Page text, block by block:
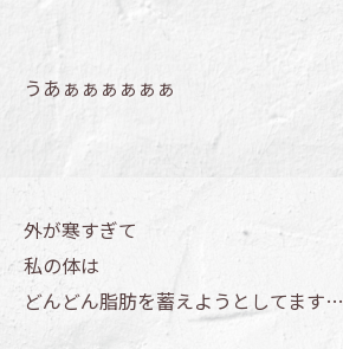
うあぁぁぁぁぁぁ
外が寒すぎて
私の体は
どんどん脂肪を蓄えようとしてます…